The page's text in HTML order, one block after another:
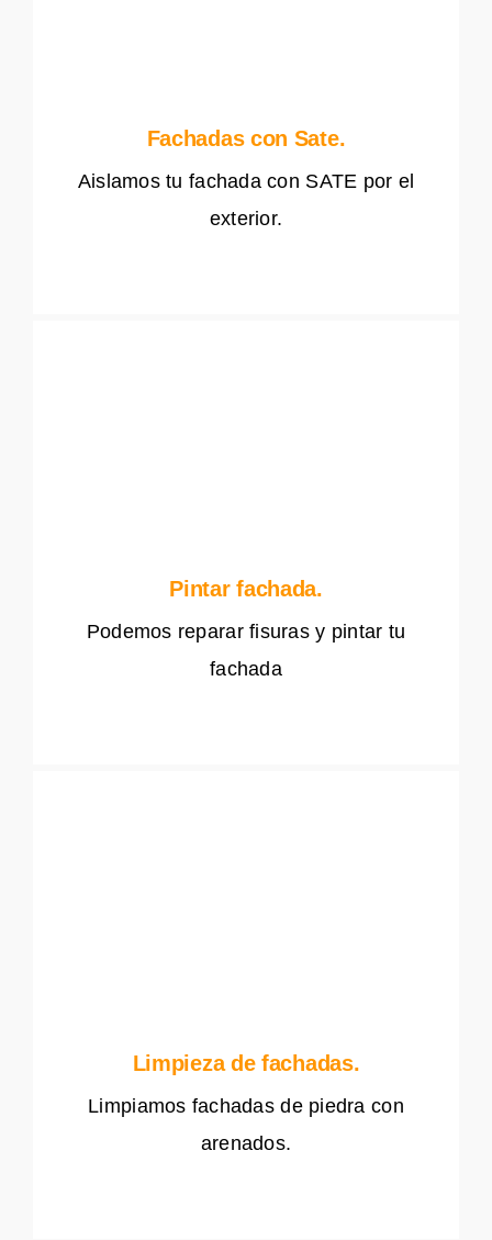
Fachadas con Sate.
Aislamos tu fachada con SATE por el
exterior.
Pintar fachada.
Podemos reparar fisuras y pintar tu
fachada
Limpieza de fachadas.
Limpiamos fachadas de piedra con
arenados.